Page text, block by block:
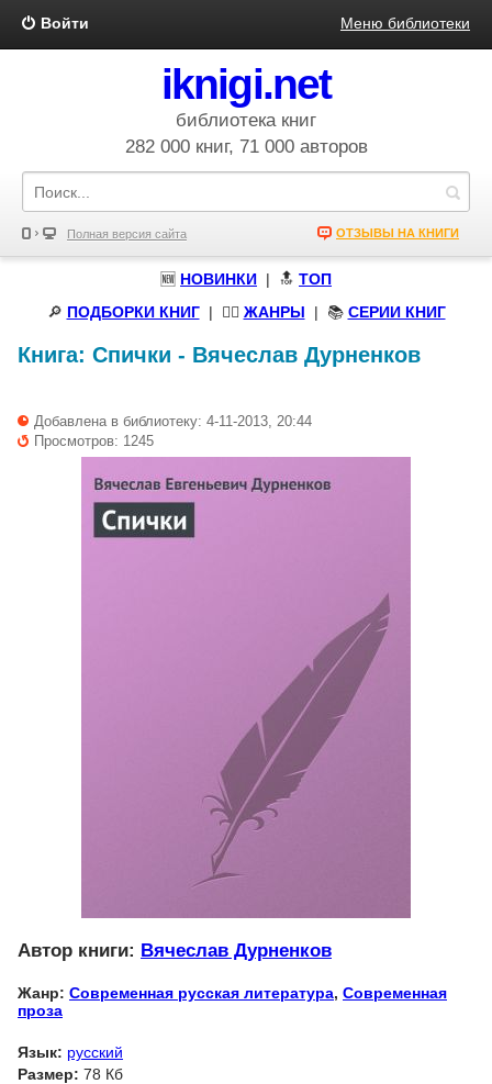
Войти Меню библиотеки
iknigi.net
библиотека книг
282 000 книг, 71 000 авторов
Полная версия сайта ОТЗЫВЫ НА КНИГИ
🆕 НОВИНКИ | 🔝 ТОП
🔎 ПОДБОРКИ КНИГ| 🧝‍♀️ ЖАНРЫ | 📚 СЕРИИ КНИГ
Книга: Спички - Вячеслав Дурненков
Добавлена в библиотеку: 4-11-2013, 20:44
Просмотров: 1245
Автор книги: Вячеслав Дурненков
Жанр: Современная русская литература, Современная
проза
Язык: русский
Размер: 78 Кб